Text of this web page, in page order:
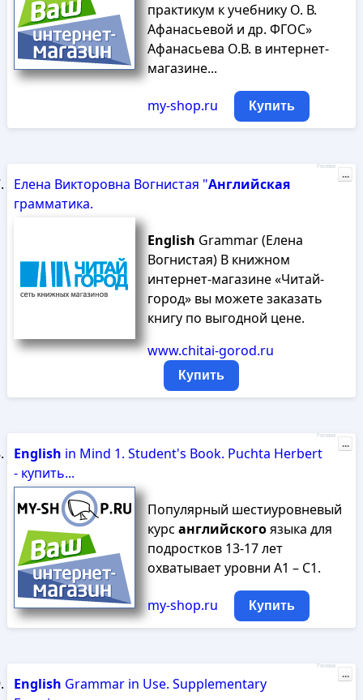
практикум к учебнику О. В.
Афанасьевой и др. ФГОС»
Афанасьева О.В. в интернет-
магазине...
my-shop.ru Купить
Елена Викторовна Вогнистая "Английская
грамматика.
English Grammar (Елена
Вогнистая) В книжном
интернет-магазине «Читай-
город» вы можете заказать
книгу по выгодной цене.
www.chitai-gorod.ru
Купить
Реклама
...
English in Mind 1. Student's Book. Puchta Herbert
- купить...
Популярный шестиуровневый
курс английскогоязыка для
подростков 13-17 лет
охватывает уровни A1 – C1.
my-shop.ru Купить
Реклама
...
English Grammar in Use. Supplementary
Реклама
...